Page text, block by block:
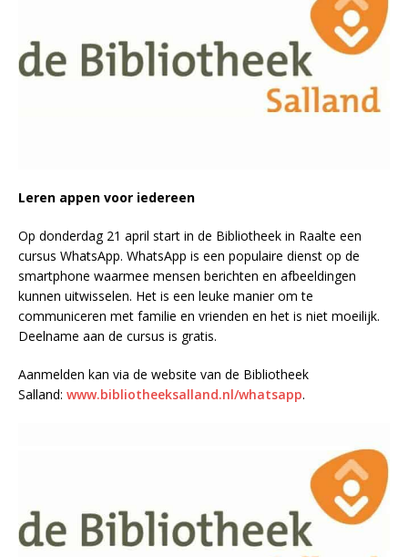
Leren appen voor iedereen
Op donderdag 21 april start in de Bibliotheek in Raalte een
cursus WhatsApp. WhatsApp is een populaire dienst op de
smartphone waarmee mensen berichten en afbeeldingen
kunnen uitwisselen. Het is een leuke manier om te
communiceren met familie en vrienden en het is niet moeilijk.
Deelname aan de cursus is gratis.
Aanmelden kan via de website van de Bibliotheek
Salland: www.bibliotheeksalland.nl/whatsapp.